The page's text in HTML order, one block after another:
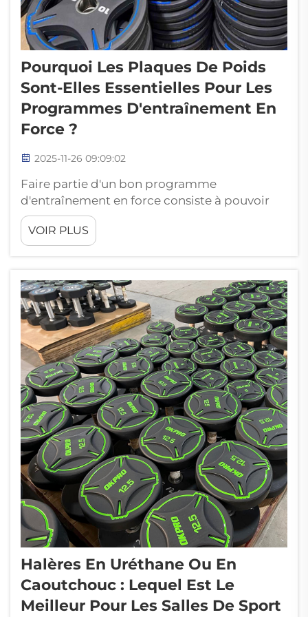
Pourquoi Les Plaques De Poids
Sont-Elles Essentielles Pour Les
Programmes D'entraînement En
Force ?
2025-11-26 09:09:02
Faire partie d'un bon programme
d'entraînement en force consiste à pouvoir
contrôler la résistance et à développer la
masse musculaire tout au long de la période
d'entraînement. Les plaques de poids
d'entraînement. Disposer du matériel de
poids adéquat fait une grande différence
dans l'entraînement...
VOIR PLUS
Halères En Uréthane Ou En
Caoutchouc : Lequel Est Le
Meilleur Pour Les Salles De Sport